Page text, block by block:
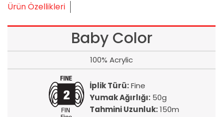
Ürün Özellikleri
Baby Color
100% Acrylic
İplik Türü:Fine
Yumak Ağırlığı: 50g
Tahmini Uzunluk:150m